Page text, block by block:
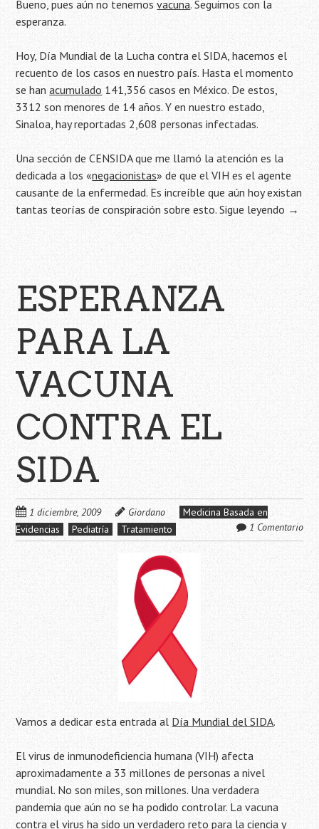
Bueno, pues aún no tenemosvacuna. Seguimos con la
esperanza.
Hoy, Día Mundial de la Lucha contra el SIDA, hacemos el
recuento de los casos en nuestro país. Hasta el momento
se hanacumulado 141,356 casos en México. De estos,
3312 son menores de 14 años. Y en nuestro estado,
Sinaloa, hay reportadas 2,608 personas infectadas.
Una sección de CENSIDA que me llamó la atención es la
dedicada a los «negacionistas» de que el VIH es el agente
causante de la enfermedad. Es increíble que aún hoy existan
tantas teorías de conspiración sobre esto.Sigue leyendo →
ESPERANZA
PARA LA
VACUNA
CONTRA EL
SIDA
1 diciembre, 2009 Giordano
Medicina Basada en
Evidencias
Pediatría Tratamiento 1 Comentario
Vamos a dedicar esta entrada al Día Mundial del SIDA.
El virus de inmunodeficiencia humana (VIH) afecta
aproximadamente a 33 millones de personas a nivel
mundial. No son miles, son millones. Una verdadera
pandemia que aún no se ha podido controlar. La vacuna
contra el virus ha sido un verdadero reto para la ciencia y